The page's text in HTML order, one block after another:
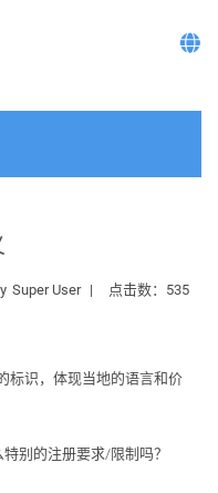
Super User 点击数：535
标识，体现当地的语言和价
别的注册要求/限制吗？